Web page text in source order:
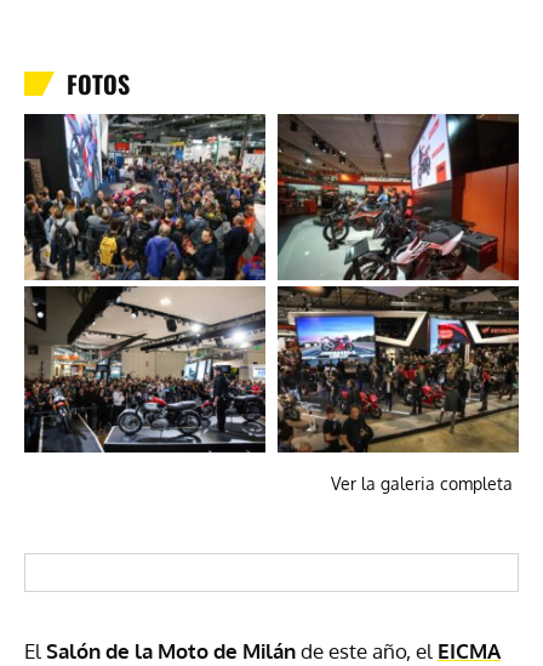
FOTOS
Ver la galeria completa
El Salón de la Moto de Milánde este año, el EICMA